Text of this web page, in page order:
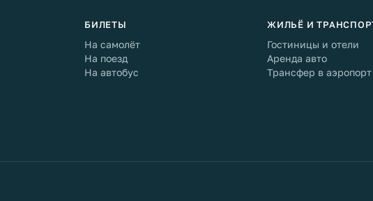
БИЛЕТЫ
На самолёт
На поезд
На автобус
ЖИЛЬЁ И
Гостиницы и отели
Аренда авто
Трансфер в аэропорт